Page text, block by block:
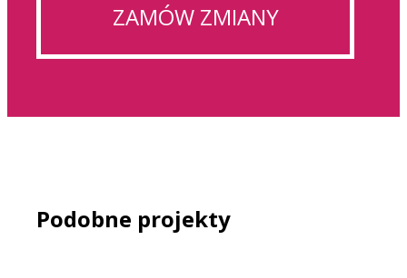
ZAMÓW ZMIANY
Podobne projekty